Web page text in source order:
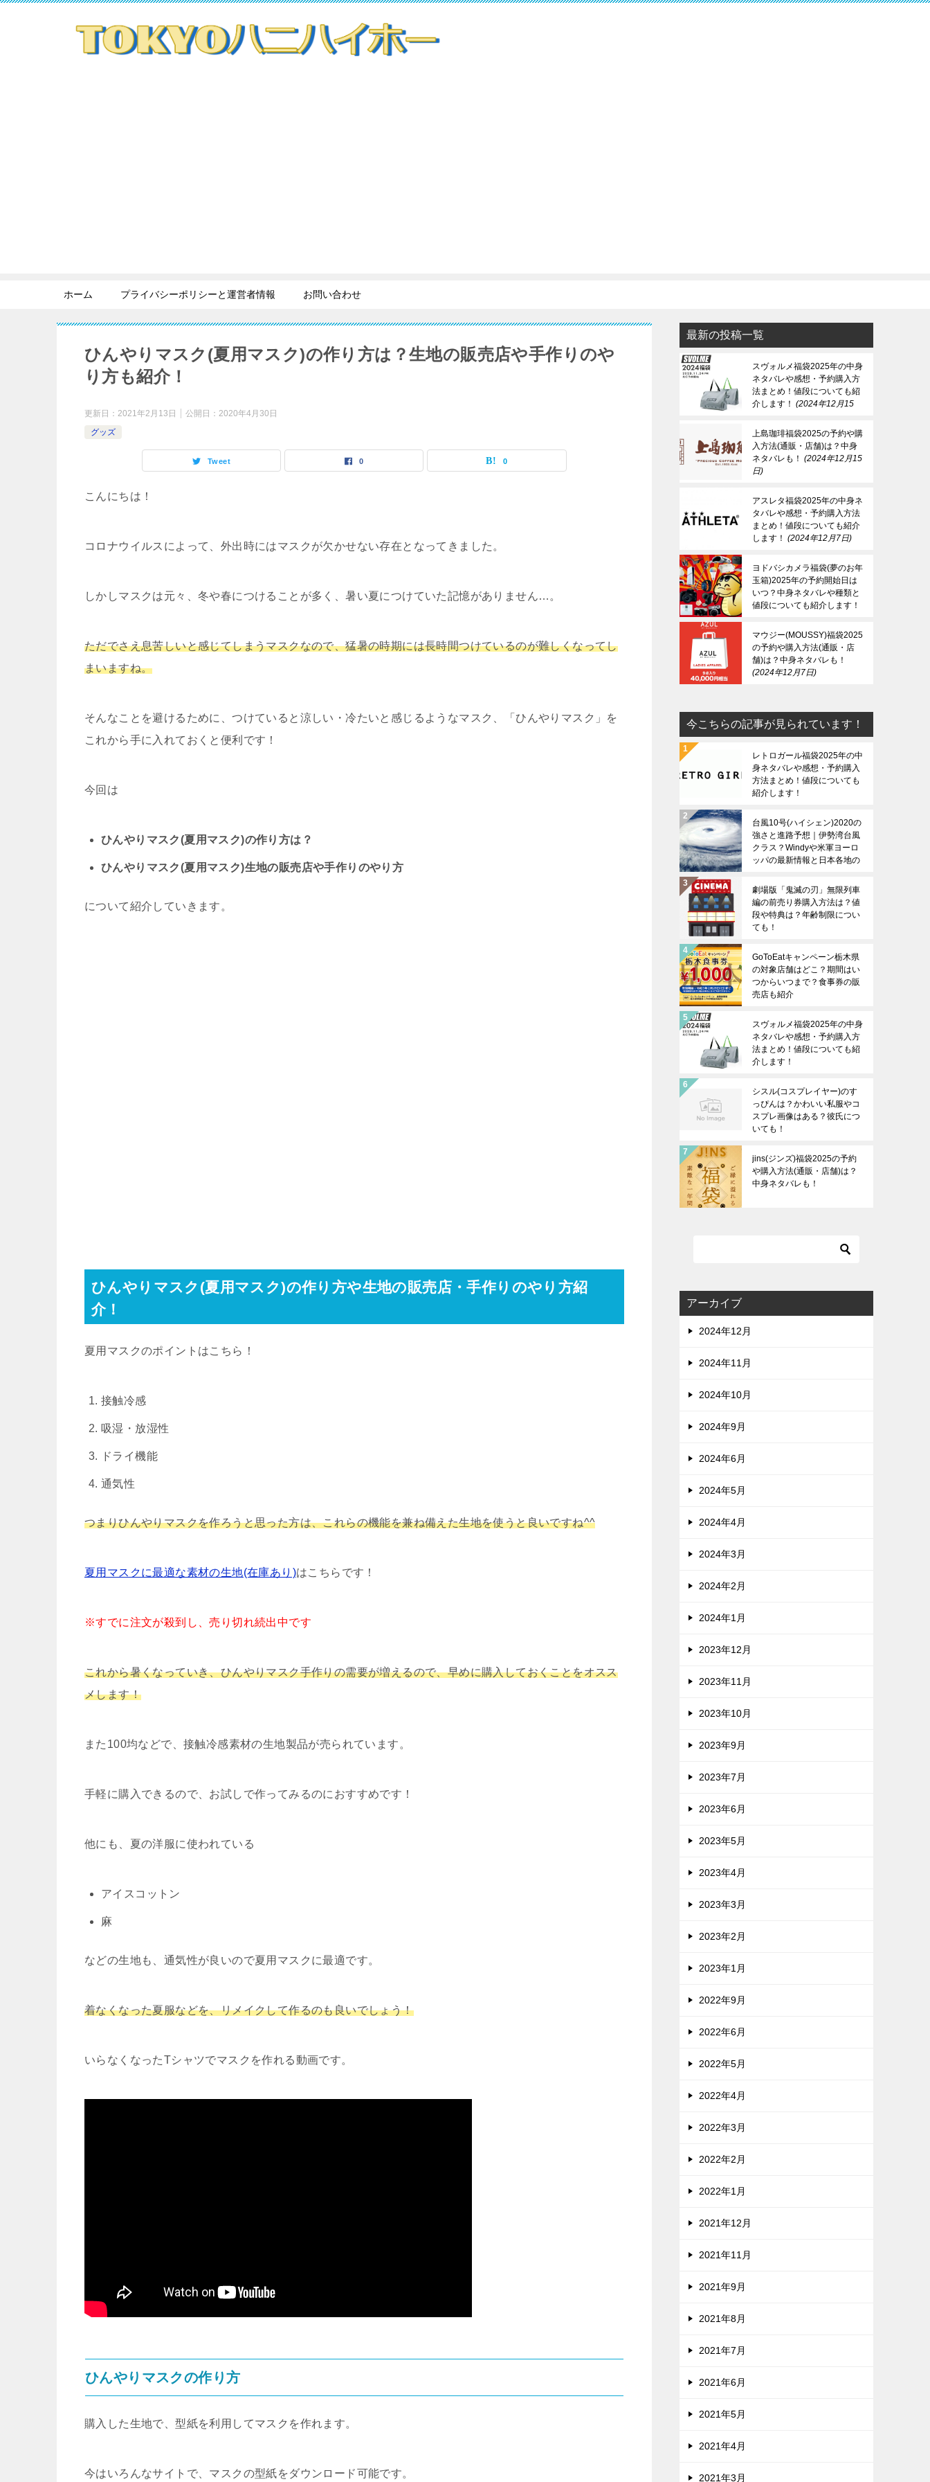
ホーム プライバシーポリシーと運営者情報 お問い合わせ
ひんやりマスク(夏用マスク)の作り方は？生地の販売店や手作りのや
り方も紹介！
更新日： 2021年2月13日 公開日： 2020年4月30日
グッズ
Tweet 0 0
こんにちは！
コロナウイルスによって、外出時にはマスクが欠かせない存在となってきました。
しかしマスクは元々、冬や春につけることが多く、暑い夏につけていた記憶がありません…。
ただでさえ息苦しいと感じてしまうマスクなので、猛暑の時期には長時間つけているのが難しくなってし
まいますね。
そんなことを避けるために、つけていると涼しい・冷たいと感じるようなマスク、「ひんやりマスク」を
これから手に入れておくと便利です！
今回は
ひんやりマスク(夏用マスク)の作り方は？
ひんやりマスク(夏用マスク)生地の販売店や手作りのやり方
について紹介していきます。
ひんやりマスク(夏用マスク)の作り方や生地の販売店・手作りのやり方紹
介！
夏用マスクのポイントはこちら！
接触冷感
吸湿・放湿性
ドライ機能
通気性
つまりひんやりマスクを作ろうと思った方は、これらの機能を兼ね備えた生地を使うと良いですね^^
夏用マスクに最適な素材の生地(在庫あり)はこちらです！
※すでに注文が殺到し、売り切れ続出中です
これから暑くなっていき、ひんやりマスク手作りの需要が増えるので、早めに購入しておくことをオスス
メします！
また100均などで、接触冷感素材の生地製品が売られています。
手軽に購入できるので、お試しで作ってみるのにおすすめです！
他にも、夏の洋服に使われている
アイスコットン
麻
などの生地も、通気性が良いので夏用マスクに最適です。
着なくなった夏服などを、リメイクして作るのも良いでしょう！
いらなくなったTシャツでマスクを作れる動画です。
ひんやりマスクの作り方
購入した生地で、型紙を利用してマスクを作れます。
今はいろんなサイトで、マスクの型紙をダウンロード可能です。
最新の投稿一覧
スヴォルメ福袋2025年の中身
ネタバレや感想・予約購入方
法まとめ！値段についても紹
介します！
2024年12月15
上島珈琲福袋2025の予約や購
入方法(通販・店舗)は？中身
ネタバレも！
2024年12月15
日
アスレタ福袋2025年の中身ネ
タバレや感想・予約購入方法
まとめ！値段についても紹介
します！
2024年12月7日
ヨドバシカメラ福袋(夢のお年
玉箱)2025年の予約開始日は
いつ？中身ネタバレや種類と
値段についても紹介します！
マウジー(MOUSSY)福袋2025
の予約や購入方法(通販・店
舗)は？中身ネタバレも！
2024年12月7日
今こちらの記事が見られています！
レトロガール福袋2025年の中
身ネタバレや感想・予約購入
方法まとめ！値段についても
紹介します！
台風10号(ハイシェン)2020の
強さと進路予想｜伊勢湾台風
クラス？Windyや米軍ヨーロ
ッパの最新情報と日本各地の
劇場版「鬼滅の刃」無限列車
編の前売り券購入方法は？値
段や特典は？年齢制限につい
ても！
GoToEatキャンペーン栃木県
の対象店舗はどこ？期間はい
つからいつまで？食事券の販
売店も紹介
スヴォルメ福袋2025年の中身
ネタバレや感想・予約購入方
法まとめ！値段についても紹
介します！
シスル(コスプレイヤー)のす
っぴんは？かわいい私服やコ
スプレ画像はある？彼氏につ
いても！
jins(ジンズ)福袋2025の予約
や購入方法(通販・店舗)は？
中身ネタバレも！
アーカイブ
2024年12月
2024年11月
2024年10月
2024年9月
2024年6月
2024年5月
2024年4月
2024年3月
2024年2月
2024年1月
2023年12月
2023年11月
2023年10月
2023年9月
2023年7月
2023年6月
2023年5月
2023年4月
2023年3月
2023年2月
2023年1月
2022年9月
2022年6月
2022年5月
2022年4月
2022年3月
2022年2月
2022年1月
2021年12月
2021年11月
2021年9月
2021年8月
2021年7月
2021年6月
2021年5月
2021年4月
2021年3月